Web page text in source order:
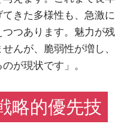
きた多様性も、急激に
つあります。魅力が残
んが、脆弱性が増し、
が現状です」。
略的優先技